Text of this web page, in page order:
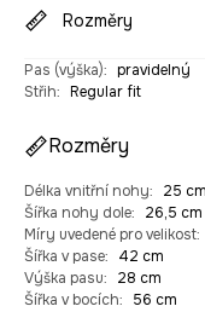
Rozměry
Pas (výška): pravidelný
Střih: Regular fit
Rozměry
Délka vnitřní nohy:
25 cm
Šířka nohy dole:
26,5 cm
Míry uvedené pro velikost:
Šířka v pase:
42 cm
Výška pasu:
28 cm
Šířka v bocích: 56 cm